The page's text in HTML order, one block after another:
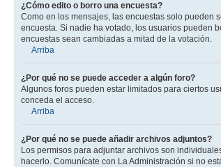
¿Cómo edito o borro una encuesta?
Como en los mensajes, las encuestas solo pueden
encuesta. Si nadie ha votado, los usuarios pueden
encuestas sean cambiadas a mitad de la votación.
Arriba
¿Por qué no se puede acceder a algún foro?
Algunos foros pueden estar limitados para ciertos
conceda el acceso.
Arriba
¿Por qué no se puede añadir archivos adjuntos?
Los permisos para adjuntar archivos son
hacerlo. Comunícate con La Administración si no